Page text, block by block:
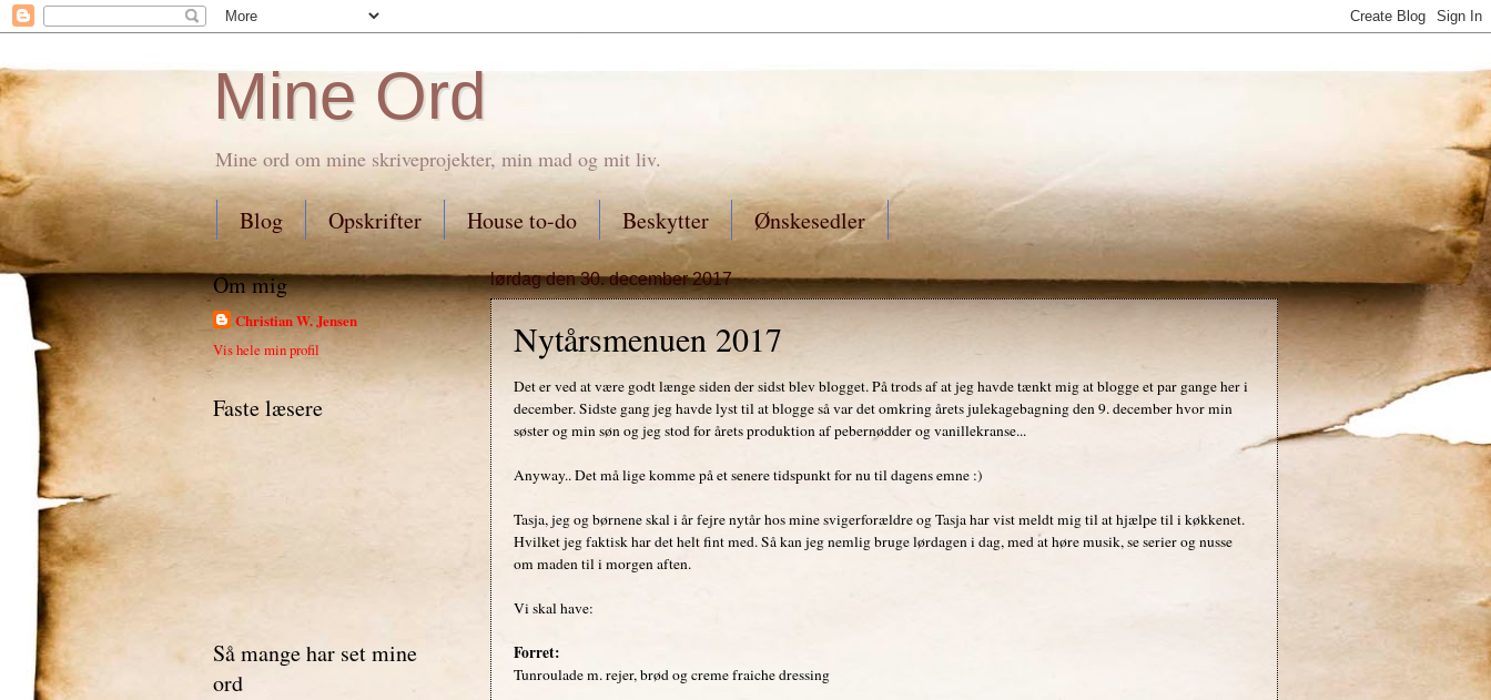
Mine Ord
Mine ord om mine skriveprojekter, min mad og mit liv.
Blog Opskrifter House to-do Beskytter Ønskesedler
lørdag den 30. december 2017
Nytårsmenuen 2017
Det er ved at være godt længe siden der sidst blev blogget. På trods af at jeg havde tænkt mig at blogge et par gange her i
december. Sidste gang jeg havde lyst til at blogge så var det omkring årets julekagebagning den 9. december hvor min
søster og min søn og jeg stod for årets produktion af pebernødder og vanillekranse...
Anyway.. Det må lige komme på et senere tidspunkt for nu til dagens emne :)
Tasja, jeg og børnene skal i år fejre nytår hos mine svigerforældre og Tasja har vist meldt mig til at hjælpe til i køkkenet.
Hvilket jeg faktisk har det helt fint med. Så kan jeg nemlig bruge lørdagen i dag, med at høre musik, se serier og nusse
om maden til i morgen aften.
Vi skal have:
Forret:
Tunroulade m. rejer, brød og creme fraiche dressing
Om mig
Christian W. Jensen
Vis hele min profil
Faste læsere
Så mange har set mine
ord